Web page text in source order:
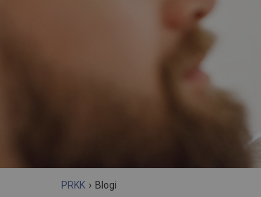
PRKK › Blogi